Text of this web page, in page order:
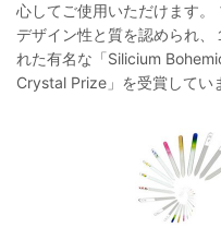
心してご使用いただけます
デザイン性と質を認められ、
れた有名な「Silicium
Crystal Prize」を受賞してい